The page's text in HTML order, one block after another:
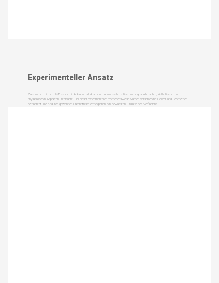
Experimenteller Ansatz
Zusammen mit dem IMD wurde ein bekanntes Industrieverfahren systematisch unter gestalterischen, ästhetischen und
physikalischen Aspekten untersucht. Bei dieser experimentellen Vorgehensweise wurden verschiedene Hölzer und Geometrien
betrachtet. Die dadurch gewonnen Erkenntnisse ermöglichen den bewussten Einsatz des Verfahrens.